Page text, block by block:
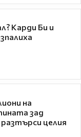
Карди Би и
на
зад
целия